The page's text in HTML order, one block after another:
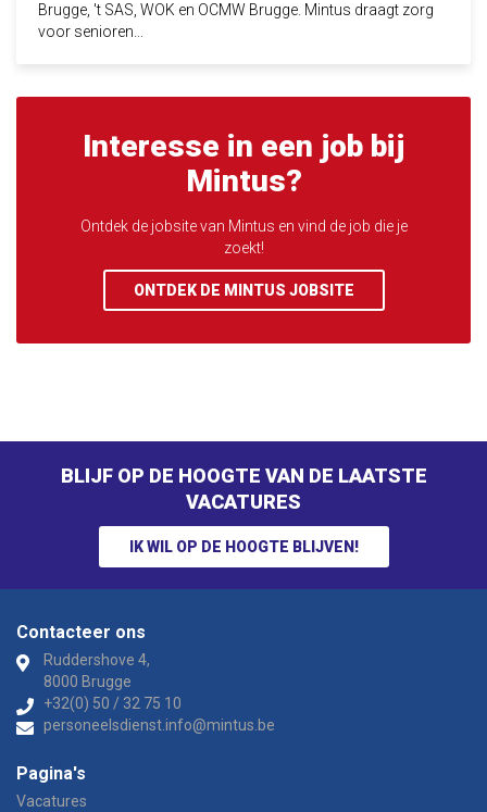
Brugge, 't SAS, WOK en OCMW Brugge. Mintus draagt zorg
voor senioren...
Interesse in een job bij
Mintus?
Ontdek de jobsite van Mintus en vind de job die je
zoekt!
ONTDEK DE MINTUS JOBSITE
BLIJF OP DE HOOGTE VAN DE LAATSTE
VACATURES
IK WIL OP DE HOOGTE BLIJVEN!
Contacteer ons
Ruddershove 4,
8000 Brugge
+32(0) 50 / 32 75 10
personeelsdienst.info@mintus.be
Pagina's
Vacatures